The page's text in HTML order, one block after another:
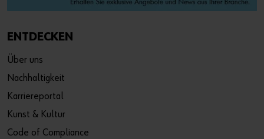
ENTDECKEN
Über uns
Nachhaltigkeit
Karriereportal
Kunst & Kultur
Code of Compliance